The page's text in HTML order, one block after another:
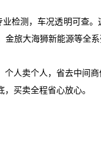
检测，车况透明可查
旅大海狮新能源等全
人卖个人，省去中间
买卖全程省心放心。